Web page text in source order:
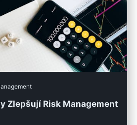
Zlepšují Risk Management